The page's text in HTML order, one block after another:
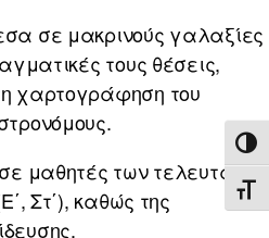
σε μακρινούς γαλαξίες
τους θέσεις,
χαρτογράφηση του
μαθητές των τελευταίων
Στ΄), καθώς της